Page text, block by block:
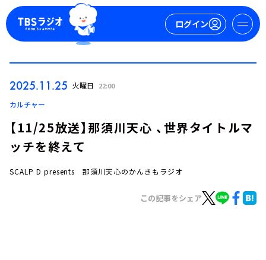
ログイン
2025.11.25 火曜日 22:00
カルチャー
【11/25放送】那須川天心 、世界タイトルマ
ッチを終えて
SCALP D presents 那須川天心のかんきもラジオ
この記事をシェア